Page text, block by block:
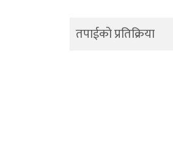
तपाईको प्रतिक्रिया